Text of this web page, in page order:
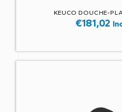
KEUCO DOUCHE-
€181,02